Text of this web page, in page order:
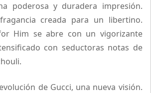
poderosa y duradera impresión.
creada para un libertino.
Him se abre con un vigorizante
con seductoras notas de
de Gucci, una nueva visión.